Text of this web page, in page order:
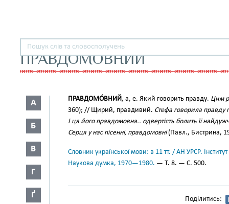
ПРАВДОМОВНИЙ
А
Б
В
Г
Ґ
ПРАВДОМО́ВНИЙ, а, е. Який говорить правду. Цим
360); // Щирий, правдивий. Стефа говорила правду
І ця його правдомовна.. одвертість болить її
Серця у нас пісенні, правдомовні(Павл., Бистрина,
Словник української мови: в 11 тт. / АН УРСР.
Наукова думка, 1970—1980. — Т. 8. — С. 500.
Поділитись: